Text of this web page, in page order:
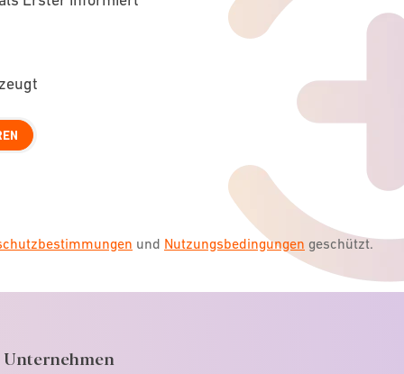
und Nutzungsbedingungen geschützt.
Unternehmen